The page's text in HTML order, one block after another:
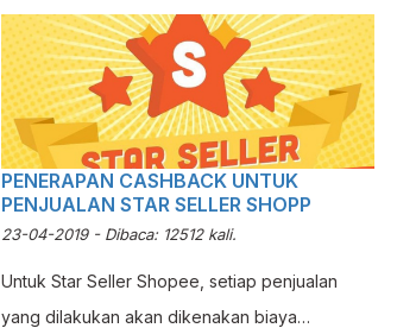
memeriksa hasil dari perhitungan kas tersebut,
apakah ada selisih atau tidak. Bila terjadi selisih,
Admin hendaknya meginfokan ke Kasir untuk
menghitung kembali Kas Kecil yang jumlahnya
selisih tersebut.
PENERAPAN CASHBACK UNTUK
PENJUALAN STAR SELLER SHOPP
23-04-2019 - Dibaca: 12512 kali.
Untuk Star Seller Shopee, setiap penjualan
yang dilakukan akan dikenakan biaya